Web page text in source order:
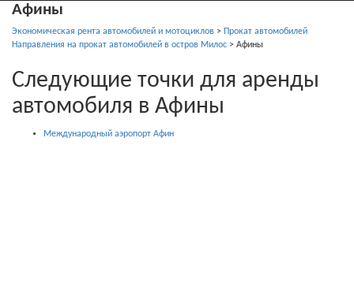
Афины
Экономическая рента автомобилей и мотоциклов >
Прокат автомобилей
Направления на прокат автомобилей в остров Милос > Афины
Следующие точки для аренды
автомобиля в Афины
Международный аэропорт Афин